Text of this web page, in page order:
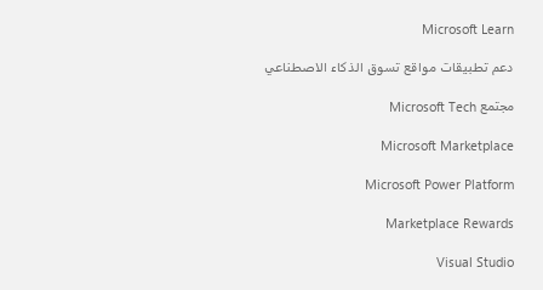
Microsoft Learn
دعم تطبيقات مواقع تسوق الذكاء الاصطناعي
مجتمع Microsoft Tech
Microsoft Marketplace
Microsoft Power Platform
Marketplace Rewards
Visual Studio